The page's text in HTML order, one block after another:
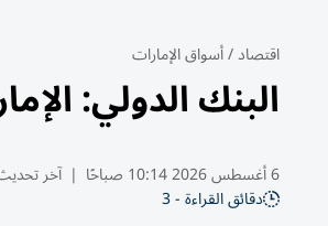
اقتصاد/أسواق الإمارات
البنك الدولي:
6 أغسطس 2026 10:14 صباحًا | آخر
دقائق القراءة - 3